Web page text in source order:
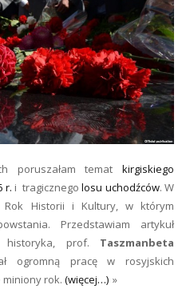
poruszałam temat kirgiskiego
r. i tragicznegolosu uchodźców. W
Rok Historii i Kultury, w którym
Przedstawiam artykuł
historyka, prof. Taszmanbeta
ogromną pracę w rosyjskich
rok. (więcej…)